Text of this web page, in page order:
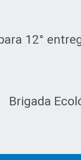
12°
Brigada